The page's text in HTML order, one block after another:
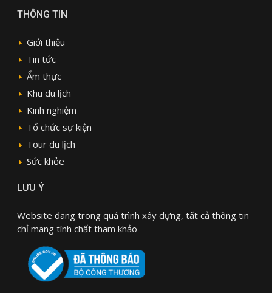
THÔNG TIN
Giới thiệu
Tin tức
Ẩm thực
Khu du lịch
Kinh nghiệm
Tổ chức sự kiện
Tour du lịch
Sức khỏe
LƯU Ý
Website đang trong quá trình xây dựng, tất cả thông tin
chỉ mang tính chất tham khảo